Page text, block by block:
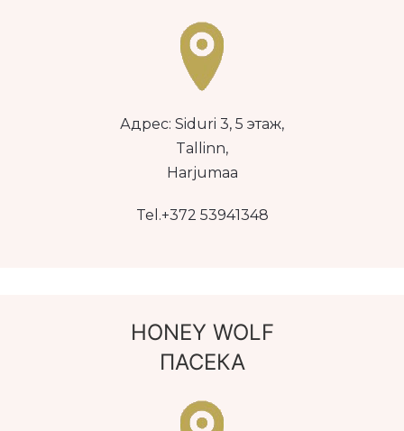
Адрес: Siduri 3, 5 этаж,
Tallinn,
Harjumaa
Tel.+372 53941348
HONEY WOLF
ПАСЕКА